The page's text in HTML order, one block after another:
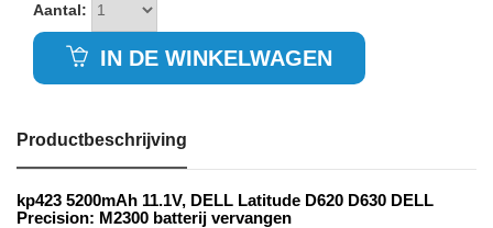
Aantal:
IN DE WINKELWAGEN
Productbeschrijving
kp423 5200mAh 11.1V, DELL Latitude D620 D630 DELL
Precision: M2300 batterij vervangen